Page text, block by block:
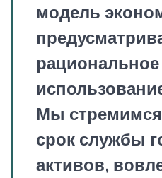
модель
рациональное
Мы
срок службы
активов,